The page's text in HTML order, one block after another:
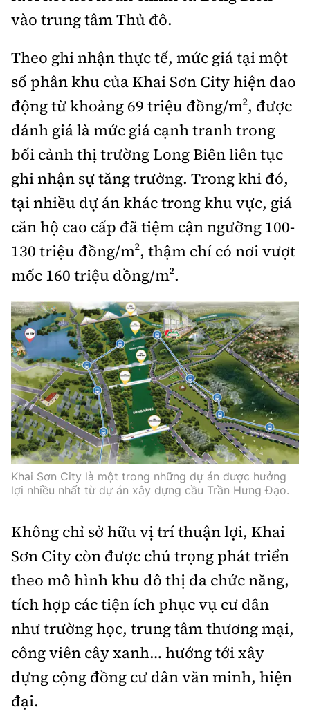
vào trung tâm Thủ đô.
Theo ghi nhận thực tế, mức giá tại một
số phân khu của Khai Sơn City hiện dao
động từ khoảng 69 triệu đồng/m², được
đánh giá là mức giá cạnh tranh trong
bối cảnh thị trường Long Biên liên tục
ghi nhận sự tăng trưởng. Trong khi đó,
tại nhiều dự án khác trong khu vực, giá
căn hộ cao cấp đã tiệm cận ngưỡng 100-
130 triệu đồng/m², thậm chí có nơi vượt
mốc 160 triệu đồng/m².
Khai Sơn City là một trong những dự án được hưởng
lợi nhiều nhất từ dự án xây dựng cầu Trần Hưng Đạo.
Không chỉ sở hữu vị trí thuận lợi, Khai
Sơn City còn được chú trọng phát triển
theo mô hình khu đô thị đa chức năng,
tích hợp các tiện ích phục vụ cư dân
như trường học, trung tâm thương mại,
công viên cây xanh… hướng tới xây
dựng cộng đồng cư dân văn minh, hiện
đại.